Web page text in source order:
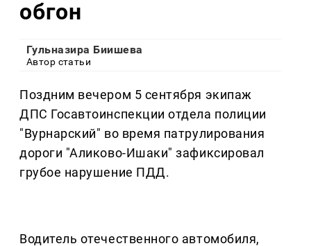
обгон
Гульназира Биишева
Автор статьи
Поздним вечером 5 сентября экипаж
ДПС Госавтоинспекции отдела полиции
"Вурнарский" во время патрулирования
дороги "Аликово-Ишаки" зафиксировал
грубое нарушение ПДД.
Водитель отечественного автомобиля,